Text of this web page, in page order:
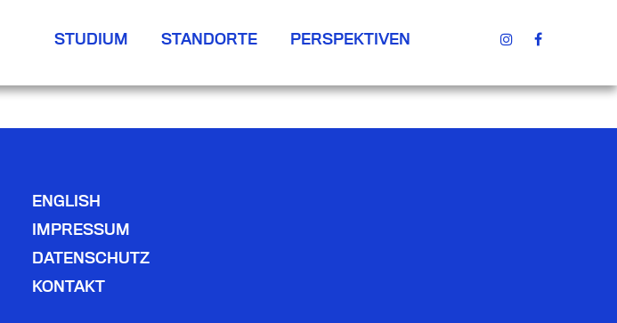
STUDIUM STANDORTE PERSPEKTIVEN
ENGLISH
IMPRESSUM
DATENSCHUTZ
KONTAKT